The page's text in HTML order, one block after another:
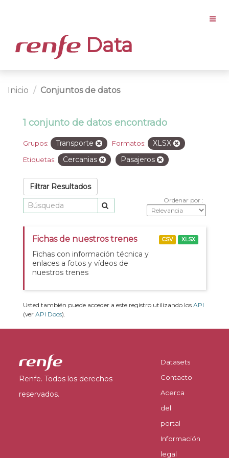
Data
Inicio Conjuntos de datos
1 conjunto de datos encontrado
Grupos: Transporte Formatos: XLSX
Etiquetas: Cercanias Pasajeros
Filtrar Resultados
Ordenar por
Fichas de nuestros trenes
Fichas con información técnica y
enlaces a fotos y vídeos de
nuestros trenes
CSV XLSX
Usted también puede acceder a este registro utilizando los API
(ver API Docs).
Renfe. Todos los derechos
reservados.
Datasets
Contacto
Acerca
del
portal
Información
legal